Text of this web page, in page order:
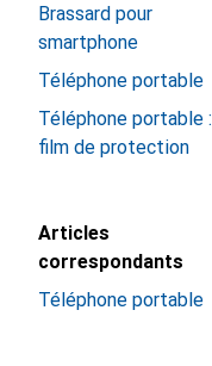
Brassard pour
smartphone
Téléphone portable
Téléphone portable :
film de protection
Articles
correspondants
Téléphone portable